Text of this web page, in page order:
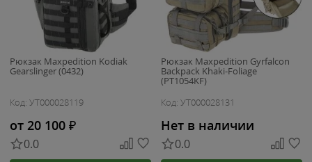
Рюкзак Maxpedition Kodiak
Gearslinger (0432)
Код: УТ000028119
от 20 100 ₽
0.0
Рюкзак Maxpedition Gyrfalcon
Backpack Khaki-Foliage
(PT1054KF)
Код: УТ000028131
Нет в наличии
0.0